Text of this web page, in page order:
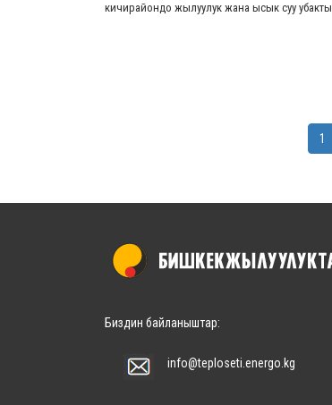
кичирайондо жылуулук жана ысык суу
1
Биздин байланыштар:
info@teploseti.energo.kg